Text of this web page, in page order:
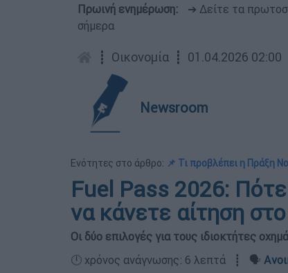
Πρωινή ενημέρωση: ➔ Δείτε τα
σήμερα
┋ Οικονομία ┋ 01.04.2026 02:00
Newsroom
Ενότητες στο άρθρο: 📌 Τι προβλέπει η Πράξη
Fuel Pass 2026:
να κάνετε αίτηση
Οι δύο επιλογές για τους ιδιοκτήτες
🕛 χρόνος ανάγνωσης: 6 λεπτά ┋ 🗣️